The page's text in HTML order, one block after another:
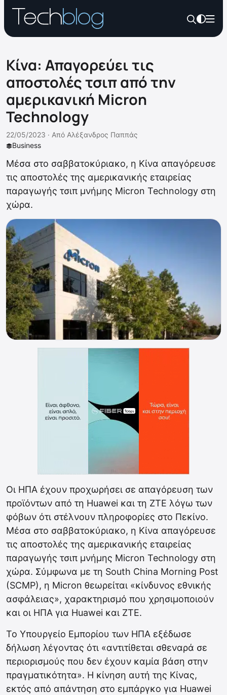
Κίνα: Απαγορεύει τις
αποστολές τσιπ από την
αμερικανική Micron
Technology
Business
22/05/2023 · Από Αλέξανδρος Παππάς
Μέσα στο σαββατοκύριακο, η Κίνα απαγόρευσε
τις αποστολές της αμερικανικής εταιρείας
παραγωγής τσιπ μνήμης Micron Technology στη
χώρα.
Οι ΗΠΑ έχουν προχωρήσει σε απαγόρευση των
προϊόντων από τη Huawei και τη ZTE λόγω των
φόβων ότι στέλνουν πληροφορίες στο Πεκίνο.
Μέσα στο σαββατοκύριακο, η Κίνα απαγόρευσε
τις αποστολές της αμερικανικής εταιρείας
παραγωγής τσιπ μνήμης Micron Technology στη
χώρα. Σύμφωνα με τη South China Morning Post
(SCMP), η Micron θεωρείται «κίνδυνος εθνικής
ασφάλειας», χαρακτηρισμό που χρησιμοποιούν
και οι ΗΠΑ για Huawei και ZTE.
Το Υπουργείο Εμπορίου των ΗΠΑ εξέδωσε
δήλωση λέγοντας ότι «αντιτίθεται σθεναρά σε
περιορισμούς που δεν έχουν καμία βάση στην
πραγματικότητα». Η κίνηση αυτή της Κίνας,
εκτός από απάντηση στο εμπάργκο για Huawei